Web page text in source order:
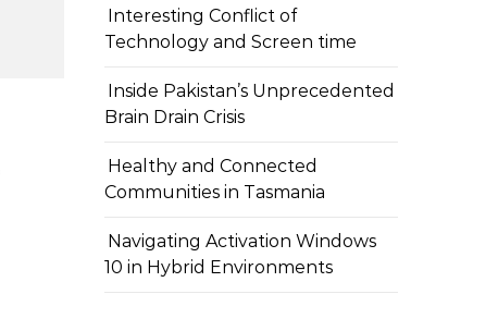
Interesting Conflict of
Technology and Screen time
Inside Pakistan’s Unprecedented
Brain Drain Crisis
Healthy and Connected
Communities in Tasmania
Navigating Activation Windows
10 in Hybrid Environments